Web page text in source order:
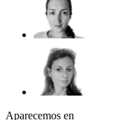
Aparecemos en